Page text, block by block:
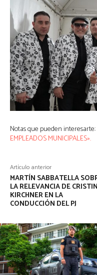
Notas que pueden interesarte:
EMPLEADOS MUNICIPALES».
Artículo anterior
MARTÍN SABBATELLA
LA RELEVANCIA DE
KIRCHNER EN LA
CONDUCCIÓN DEL PJ